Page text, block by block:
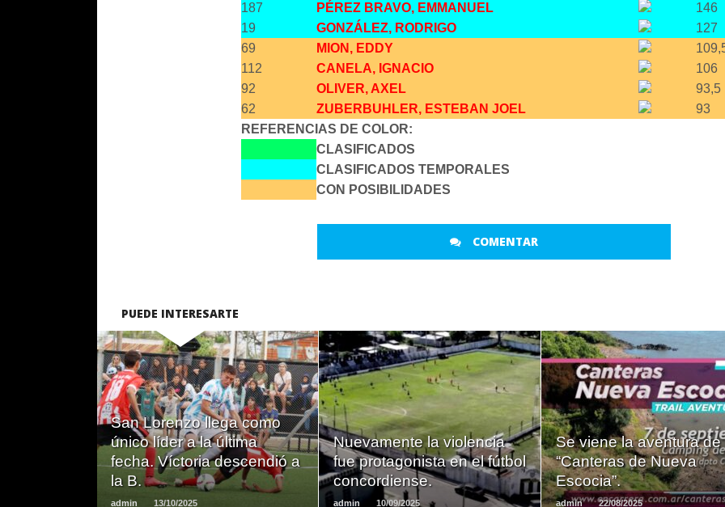
187
PÉREZ BRAVO, EMMANUEL
146
19
GONZÁLEZ, RODRIGO
127
69
MION, EDDY
112
CANELA, IGNACIO
106
92
OLIVER, AXEL
93,5
62
ZUBERBUHLER, ESTEBAN JOEL
93
REFERENCIAS DE COLOR:
CLASIFICADOS
CLASIFICADOS TEMPORALES
CON POSIBILIDADES
COMENTAR
PUEDE INTERESARTE
San Lorenzo llega como
único líder a la última
fecha. Víctoria descendió a
la B.
admin 13/10/2025
LEER
MAS
Nuevamente la violencia
fue protagonista en el fútbol
concordiense.
admin 10/09/2025
LEER
MAS
Se viene la aventura de
“Canteras de Nueva
Escocia”.
admin 22/08/2025
LEER
MAS